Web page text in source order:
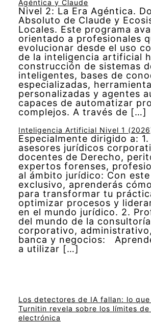
Agéntica y Claude
Nivel 2: La Era Agéntica.
Absoluto de Claude y
Locales. Este programa
orientado a profesionales
evolucionar desde el uso
de la inteligencia artificial
construcción de sistemas
inteligentes, bases de
especializadas,
personalizadas y agentes
capaces de automatizar
complejos. A través de […]
Inteligencia Artificial Nivel 1
Especialmente dirigido a:
asesores jurídicos
docentes de Derecho,
expertos forenses,
al ámbito jurídico: Con
exclusivo, aprenderás
para transformar tu
optimizar procesos y
en el mundo jurídico. 2.
del mundo de la
corporativo,
banca y negocios:
a utilizar […]
Los detectores de IA fallan: lo
Turnitin revela sobre los límites
electrónica